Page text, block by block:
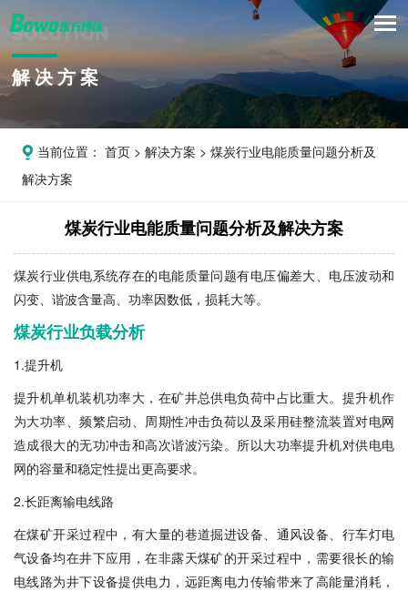
SOLUTION
解决方案
当前位置： 首页> 解决方案 > 煤炭行业电能质量问题分析及
解决方案
煤炭行业电能质量问题分析及解决方案
煤炭行业供电系统存在的电能质量问题有电压偏差大、电压波动和
闪变、谐波含量高、功率因数低，损耗大等。
煤炭行业负载分析
1.提升机
提升机单机装机功率大，在矿井总供电负荷中占比重大。提升机作
为大功率、频繁启动、周期性冲击负荷以及采用硅整流装置对电网
造成很大的无功冲击和高次谐波污染。所以大功率提升机对供电电
网的容量和稳定性提出更高要求。
2.长距离输电线路
在煤矿开采过程中，有大量的巷道掘进设备、通风设备、行车灯电
气设备均在井下应用，在非露天煤矿的开采过程中，需要很长的输
电线路为井下设备提供电力，远距离电力传输带来了高能量消耗，